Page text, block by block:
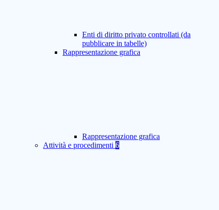
Enti di diritto privato controllati (da
pubblicare in tabelle)
Rappresentazione grafica
Rappresentazione grafica
Attività e procedimenti 6